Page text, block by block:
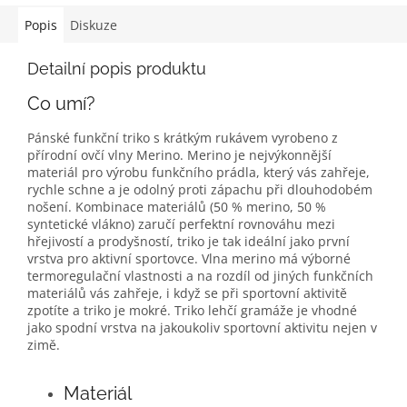
Popis Diskuze
Detailní popis produktu
Co umí?
Pánské funkční triko s krátkým rukávem vyrobeno z
přírodní ovčí vlny Merino. Merino je nejvýkonnější
materiál pro výrobu funkčního prádla, který vás zahřeje,
rychle schne a je odolný proti zápachu při dlouhodobém
nošení. Kombinace materiálů (50 % merino, 50 %
syntetické vlákno) zaručí perfektní rovnováhu mezi
hřejivostí a prodyšností, triko je tak ideální jako první
vrstva pro aktivní sportovce. Vlna merino má výborné
termoregulační vlastnosti a na rozdíl od jiných funkčních
materiálů vás zahřeje, i když se při sportovní aktivitě
zpotíte a triko je mokré. Triko lehčí gramáže je vhodné
jako spodní vrstva na jakoukoliv sportovní aktivitu nejen v
zimě.
Materiál